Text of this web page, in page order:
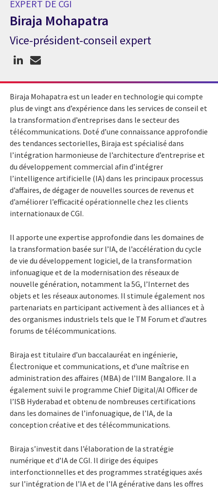
EXPERT DE CGI
Biraja Mohapatra
Expert de CGI Biraja Mohapatra
Vice-président-conseil expert
Biraja Mohapatra est un leader en technologie qui compte
plus de vingt ans d’expérience dans les services de conseil et
la transformation d’entreprises dans le secteur des
télécommunications. Doté d’une connaissance approfondie
des tendances sectorielles, Biraja est spécialisé dans
l’intégration harmonieuse de l’architecture d’entreprise et
du développement commercial afin d’intégrer
l’intelligence artificielle (IA) dans les principaux processus
d’affaires, de dégager de nouvelles sources de revenus et
d’améliorer l’efficacité opérationnelle chez les clients
internationaux de CGI.
Il apporte une expertise approfondie dans les domaines de
la transformation basée sur l’IA, de l’accélération du cycle
de vie du développement logiciel, de la transformation
infonuagique et de la modernisation des réseaux de
nouvelle génération, notamment la 5G, l’Internet des
objets et les réseaux autonomes. Il stimule également nos
partenariats en participant activement à des alliances et à
des organismes industriels tels que le TM Forum et d’autres
forums de télécommunications.
Biraja est titulaire d’un baccalauréat en ingénierie,
Électronique et communications, et d’une maîtrise en
administration des affaires (MBA) de l’IIM Bangalore. Il a
également suivi le programme Chief Digital/AI Officer de
l’ISB Hyderabad et obtenu de nombreuses certifications
dans les domaines de l’infonuagique, de l’IA, de la
conception créative et des télécommunications.
Biraja s’investit dans l’élaboration de la stratégie
numérique et d’IA de CGI. Il dirige des équipes
interfonctionnelles et des programmes stratégiques axés
sur l’intégration de l’IA et de l’IA générative dans les offres